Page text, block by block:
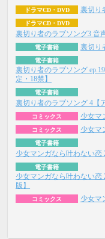
ドラマCD・DVD 裏切り
ドラマCD・DVD
裏切り者のラブソング3 音
電子書籍 裏切り
電子書籍
裏切り者のラブソング
定・18禁】
電子書籍
裏切り者のラブソング 4【
コミックス 少女マ
コミックス 少女マ
電子書籍
少女マンガなら叶わない恋
電子書籍
少女マンガなら叶わない
版】
コミックス 少女マ